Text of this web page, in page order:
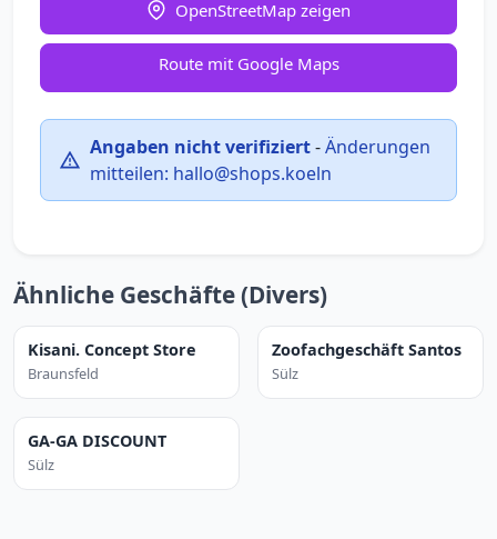
OpenStreetMap zeigen
Route mit Google Maps
Angaben nicht verifiziert-Änderungen
mitteilen: hallo@shops.koeln
Ähnliche Geschäfte (Divers)
Kisani. Concept Store
Braunsfeld
Zoofachgeschäft Santos
Sülz
GA-GA DISCOUNT
Sülz